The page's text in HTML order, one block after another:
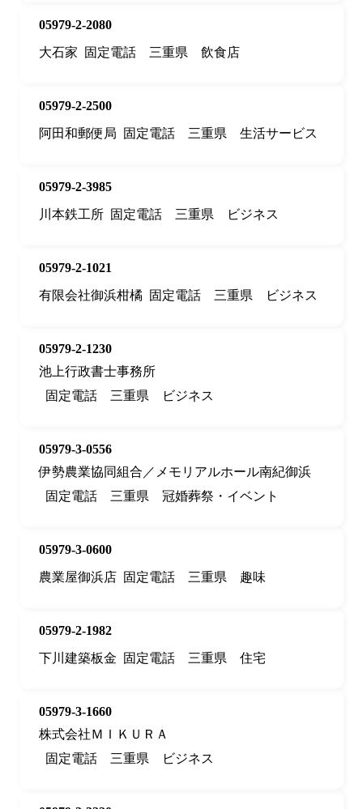
05979-2-2080
大石家
固定電話 三重県 飲食店
05979-2-2500
阿田和郵便局
固定電話 三重県 生活サービス
05979-2-3985
川本鉄工所 固定電話 三重県 ビジネス
05979-2-1021
有限会社御浜柑橘
固定電話 三重県 ビジネス
05979-2-1230
池上行政書士事務所
固定電話
三重県 ビジネス
05979-3-0556
伊勢農業協同組合／メモリアルホール南紀御浜
固定電話
三重県 冠婚葬祭・イベント
05979-3-0600
農業屋御浜店 固定電話 三重県 趣味
05979-2-1982
下川建築板金
固定電話 三重県 住宅
05979-3-1660
株式会社ＭＩＫＵＲＡ
固定電話
三重県 ビジネス